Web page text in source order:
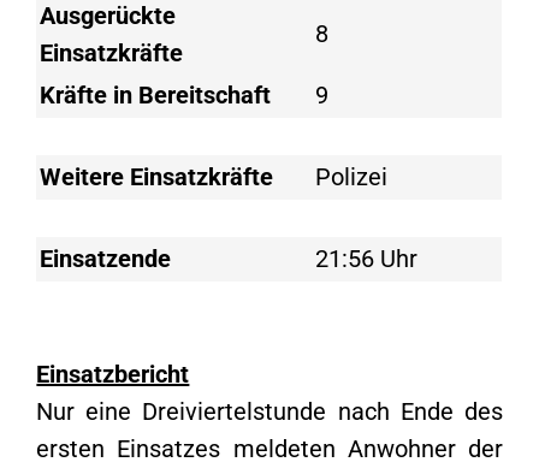
Ausgerückte
Einsatzkräfte
8
Kräfte in Bereitschaft 9
Weitere Einsatzkräfte Polizei
Einsatzende 21:56 Uhr
Einsatzbericht
Nur eine Dreiviertelstunde nach Ende des
ersten Einsatzes meldeten Anwohner der